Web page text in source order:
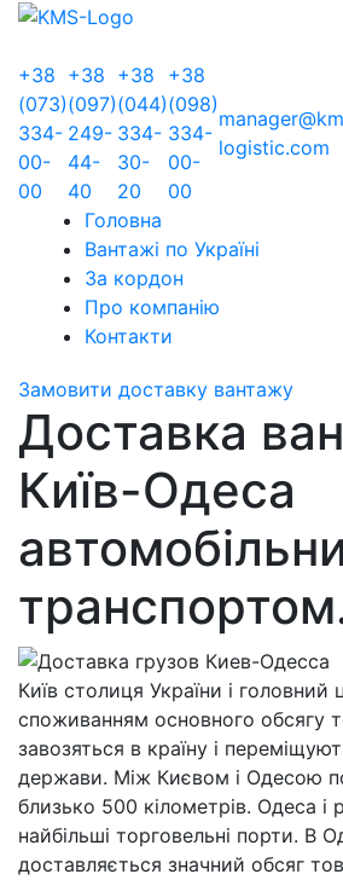
+38
(073)
334-
00-
00
+38
(097)
249-
44-
40
+38
(044)
334-
30-
20
+38
(098)
334-
00-
00
logistic.com
Головна
Вантажі по Україні
За кордон
Про компанію
Контакти
Замовити доставку вантажу
Доставка
Київ-Одеса
Київ столиця України і головний
споживанням основного обсягу
завозяться в країну і
держави. Між Києвом і Одесою по
близько 500 кілометрів. Одеса і
найбільші торговельні порти. В
доставляється значний обсяг